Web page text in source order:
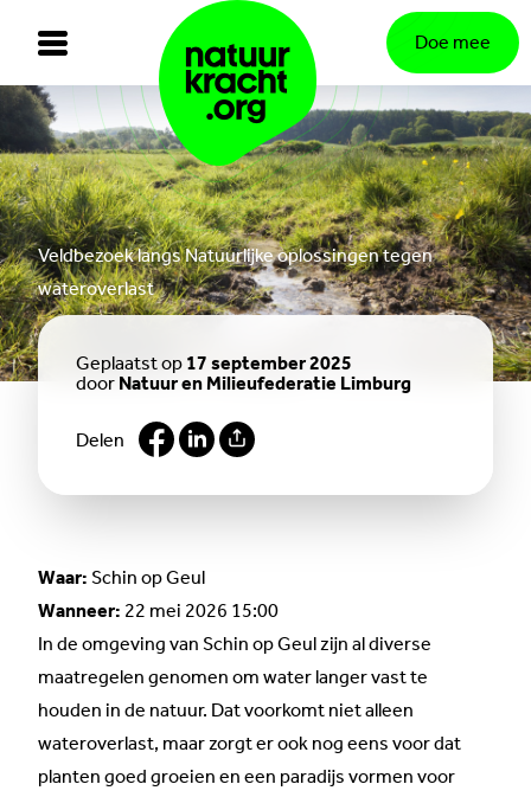
Doe mee
Veldbezoek langs Natuurlijke oplossingen tegen
wateroverlast
Geplaatst op 17 september 2025
door Natuur en Milieufederatie Limburg
Delen
Waar: Schin op Geul
Wanneer: 22 mei 2026 15:00
In de omgeving van Schin op Geul zijn al diverse
maatregelen genomen om water langer vast te
houden in de natuur. Dat voorkomt niet alleen
wateroverlast, maar zorgt er ook nog eens voor dat
planten goed groeien en een paradijs vormen voor